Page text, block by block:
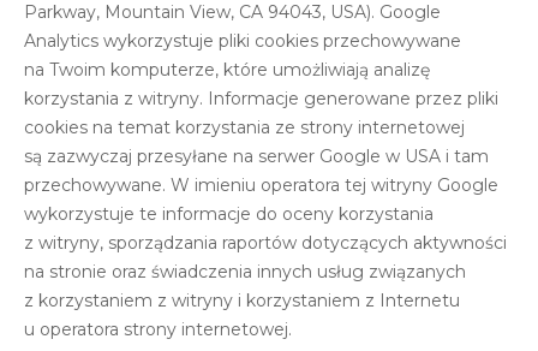
Parkway, Mountain View, CA 94043, USA). Google
Analytics wykorzystuje pliki cookies przechowywane
na Twoim komputerze, które umożliwiają analizę
korzystania z witryny. Informacje generowane przez pliki
cookies na temat korzystania ze strony internetowej
są zazwyczaj przesyłane na serwer Google w USA i tam
przechowywane. W imieniu operatora tej witryny Google
wykorzystuje te informacje do oceny korzystania
z witryny, sporządzania raportów dotyczących aktywności
na stronie oraz świadczenia innych usług związanych
z korzystaniem z witryny i korzystaniem z Internetu
u operatora strony internetowej.